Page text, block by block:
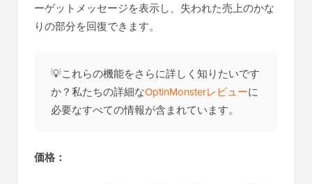
ーゲットメッセージを表示し、失われた売上のかな
りの部分を回復できます。
💡これらの機能をさらに詳しく知りたいです
か？私たちの詳細なOptinMonsterレビューに
必要なすべての情報が含まれています。
価格：